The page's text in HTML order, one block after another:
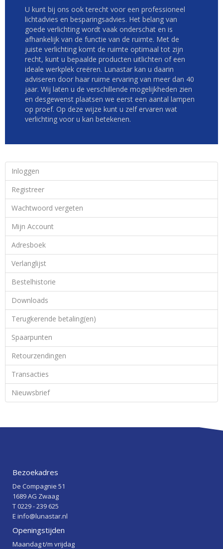
U kunt bij ons ook terecht voor een professioneel
lichtadvies en besparingsadvies. Het belang van
goede verlichting wordt vaak onderschat en is
afhankelijk van de functie van de ruimte. Met de
juiste verlichting komt de ruimte optimaal tot zijn
recht, kunt u bepaalde producten uitlichten of een
ideale werkplek creëren. Lunastar kan u daarin
adviseren door haar ruime ervaring van meer dan 40
jaar. Wij laten u de verschillende mogelijkheden zien
en desgewenst plaatsen we eerst een aantal lampen
op proef. Op deze wijze kunt u zelf ervaren wat
verlichting voor u kan betekenen.
Inloggen
Registreer
Wachtwoord vergeten
Mijn Account
Adresboek
Verlanglijst
Bestelhistorie
Downloads
Terugkerende betaling(en)
Spaarpunten
Retourzendingen
Transacties
Nieuwsbrief
Bezoekadres
De Compagnie 51
1689 AG Zwaag
T 0229 - 239 625
E info@lunastar.nl
Openingstijden
Maandag t/m vrijdag